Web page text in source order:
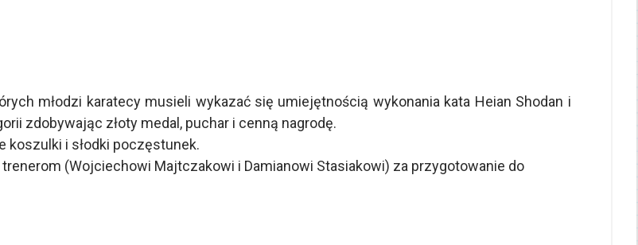
młodzi karatecy musieli wykazać się umiejętnością wykonania kata Heian Shodan i
zdobywając złoty medal, puchar i cenną nagrodę.
i słodki poczęstunek.
(Wojciechowi Majtczakowi i Damianowi Stasiakowi) za przygotowanie do